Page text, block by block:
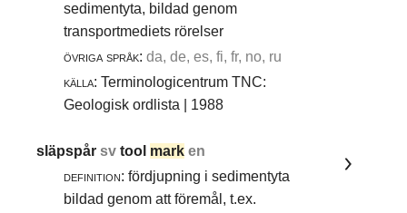
sedimentyta, bildad genom
transportmediets rörelser
övriga språk: da, de, es, fi, fr, no, ru
källa: Terminologicentrum TNC:
Geologisk ordlista | 1988
släpspårsvtool mark en
definition: fördjupning i sedimentyta
bildad genom att föremål, t.ex.